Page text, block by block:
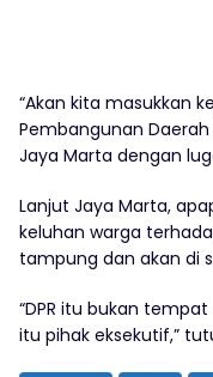
“Akan kita masukkan
Pembangunan Daerah
Jaya Marta dengan
Lanjut Jaya Marta,
keluhan warga
tampung dan akan di
“DPR itu bukan
itu pihak eksekutif,”